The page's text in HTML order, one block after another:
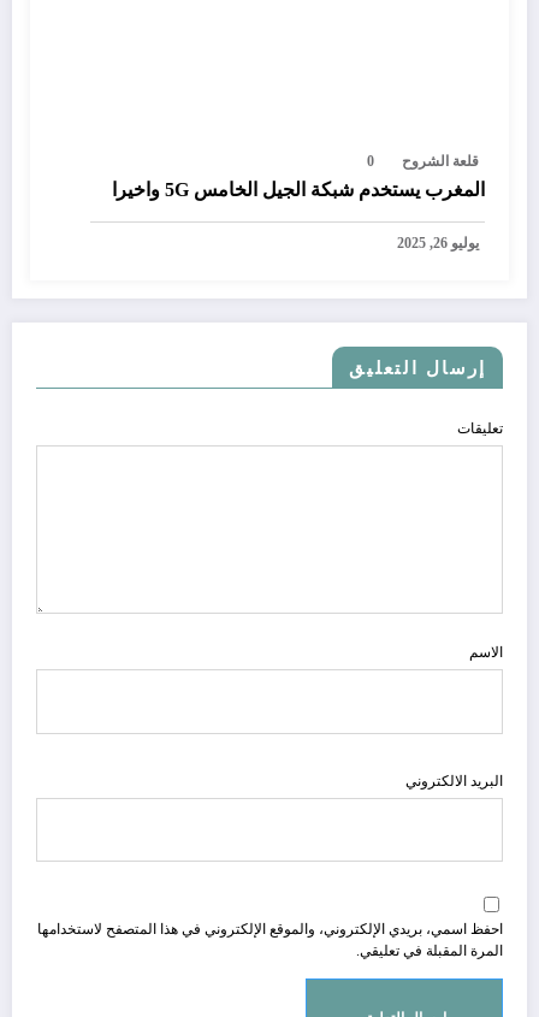
قلعة الشروح 0
المغرب يستخدم شبكة الجيل الخامس 5G واخيرا
يوليو 26, 2025
إرسال التعليق
تعليقات
الاسم
البريد الالكتروني
احفظ اسمي، بريدي الإلكتروني، والموقع الإلكتروني في هذا المتصفح لاستخدامها
المرة المقبلة في تعليقي.